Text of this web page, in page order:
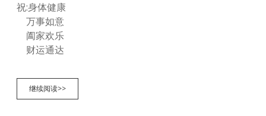
祝:身体健康
万事如意
阖家欢乐
财运通达
继续阅读>>龙
年